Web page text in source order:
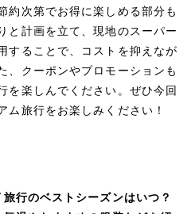
約次第でお得に楽しめる部分も
と計画を立て、現地のスーパー
することで、コストを抑えなが
、クーポンやプロモーションも
を楽しんでください。ぜひ今回
ム旅行をお楽しみください！
旅行のベストシーズンはいつ？